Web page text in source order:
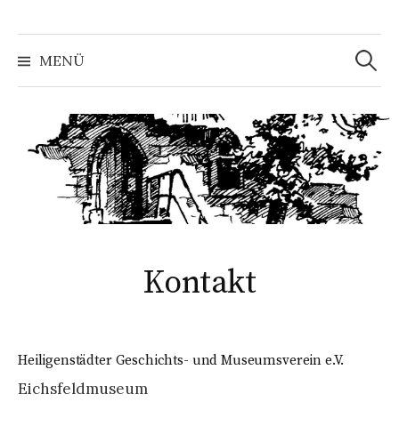
MENÜ
Suchen
nach:
Kontakt
Heiligenstädter Geschichts- und Museumsverein e.V.
Eichsfeldmuseum